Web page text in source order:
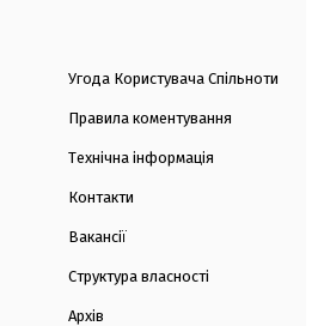
Угода Користувача Спільноти
Правила коментування
Технічна інформація
Контакти
Вакансії
Структура власності
Архів